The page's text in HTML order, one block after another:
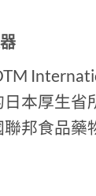
本厚生省
邦食品藥